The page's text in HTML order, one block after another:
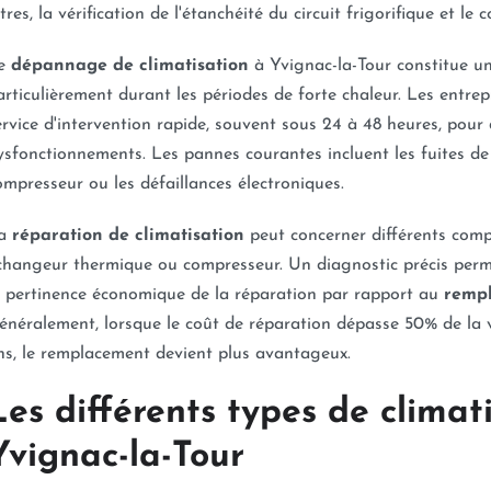
la vérification de l'étanchéité du circuit frigorifique et le
dépannage de climatisation à Yvignac-la-Tour constitue
durant les périodes de forte chaleur. Les
d'intervention rapide, souvent sous 24 à 48 heures,
Les pannes courantes incluent les fuites
ou les défaillances électroniques.
réparation de climatisation peut concerner différents
thermique ou compresseur. Un diagnostic précis
pertinence économique de la réparation par rapport au
lorsque le coût de réparation dépasse 50% de
le remplacement devient plus avantageux.
différents types de
la-Tour